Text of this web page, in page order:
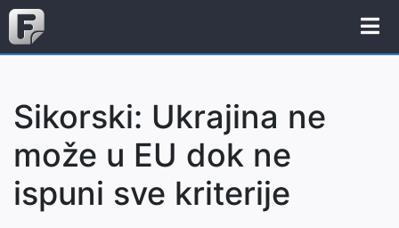
Sikorski: Ukrajina ne
može u EU dok ne
ispuni sve kriterije